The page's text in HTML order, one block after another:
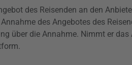
des Reisenden an den
des Angebotes des
über die Annahme. Nimmt er